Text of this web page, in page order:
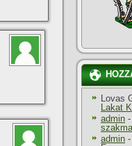
Lovas
Lakat
admin -
admin -